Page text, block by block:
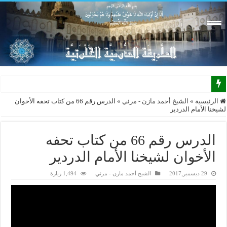
الرئيسية » الشيخ أحمد مازن - مرئي »
الدرس رقم 66 من كتاب تحفه الأخوان
لشيخنا الأمام الدردير
الدرس رقم 66 من كتاب تحفه
الأخوان لشيخنا الأمام الدردير
29 ديسمبر,2017 الشيخ أحمد مازن - مرئي 1,494 زيارة